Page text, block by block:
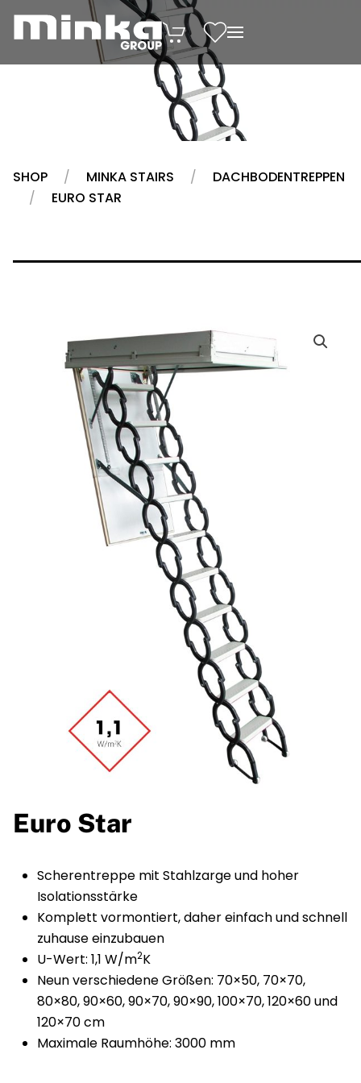
Zum Inhalt springen
SHOP MINKA STAIRS
DACHBODENTREPPEN
EURO STAR
Euro Star
Scherentreppe mit Stahlzarge und hoher
Isolationsstärke
Komplett vormontiert, daher einfach und schnell
zuhause einzubauen
U-Wert: 1,1 W/m2K
Neun verschiedene Größen: 70×50, 70×70,
80×80, 90×60, 90×70, 90×90, 100×70, 120×60 und
120×70 cm
Maximale Raumhöhe: 3000 mm